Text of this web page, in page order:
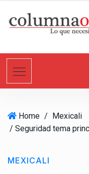
t
Home / Mexicali
MEXICALI